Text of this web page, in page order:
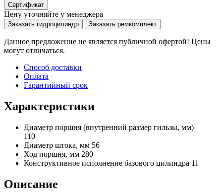
Сертификат
Цену уточняйте у менеджера
Заказать гидроцилиндр Заказать ремкомплект
Данное предложение не является публичной офертой! Цены
могут отличаться.
Способ доставки
Оплата
Гарантийный срок
Характеристики
Диаметр поршня (внутренний размер гильзы, мм)
110
Диаметр штока, мм 56
Ход поршня, мм 280
Конструктивное исполнение базового цилиндра 11
Описание